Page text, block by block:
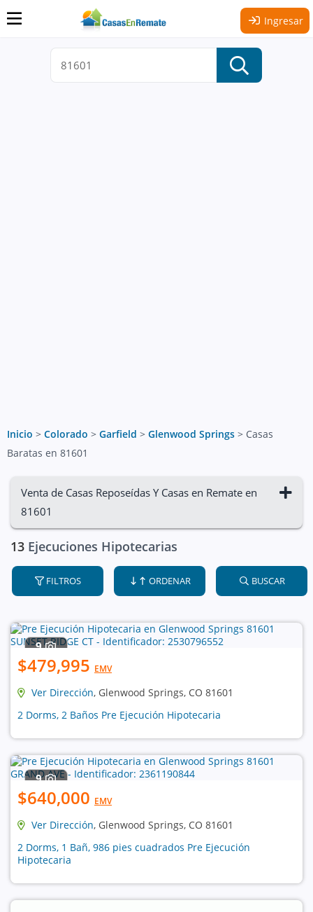
Ingresar
Inicio > Colorado > Garfield > Glenwood Springs > Casas
Baratas en 81601
Venta de Casas Reposeídas Y Casas en Remate en
81601
13 Ejecuciones Hipotecarias
FILTROS ORDENAR BUSCAR
9
$479,995 EMV
Ver Dirección, Glenwood Springs, CO 81601
2 Dorms, 2 Baños Pre Ejecución Hipotecaria
9
$640,000 EMV
Ver Dirección, Glenwood Springs, CO 81601
2 Dorms, 1 Bañ, 986 pies cuadrados Pre Ejecución
Hipotecaria